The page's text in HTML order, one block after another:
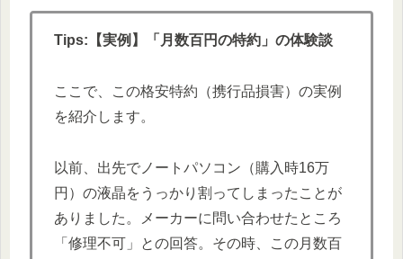
Tips:【実例】「月数百円の特約」の体験談
ここで、この格安特約（携行品損害）の実例
を紹介します。
以前、出先でノートパソコン（購入時16万
円）の液晶をうっかり割ってしまったことが
ありました。メーカーに問い合わせたところ
「修理不可」との回答。その時、この月数百